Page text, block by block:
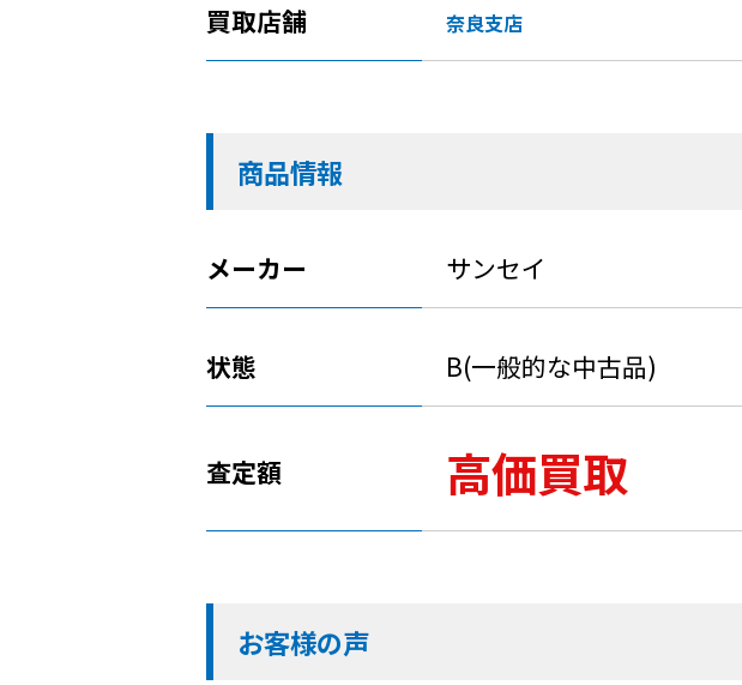
買取店舗 奈良支店
商品情報
メーカー サンセイ
状態 B(一般的な中古品)
査定額 高価買取
お客様の声